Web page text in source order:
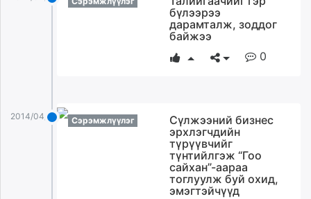
бүлээрээ
дарамталж, зоддог
байжээ
0
2014/04/29 Сэрэмжлүүлэг
Сүлжээний бизнес
эрхлэгчдийн
түрүүвчийг
түнтийлгэж “Гоо
сайхан”-аараа
тоглуулж буй охид,
эмэгтэйчүүд